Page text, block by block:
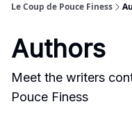
Le Coup de Pouce Finess
Authors
Meet the writers
Pouce Finess